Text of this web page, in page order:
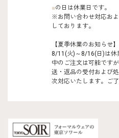
■の日は休業日です。
※お問い合わせ対応お
しております。
【夏季休業のお知らせ】
8/11(火)～8/16(日)は休
中のご注文は可能です
送・返品の受付および
次対応いたします。ご了